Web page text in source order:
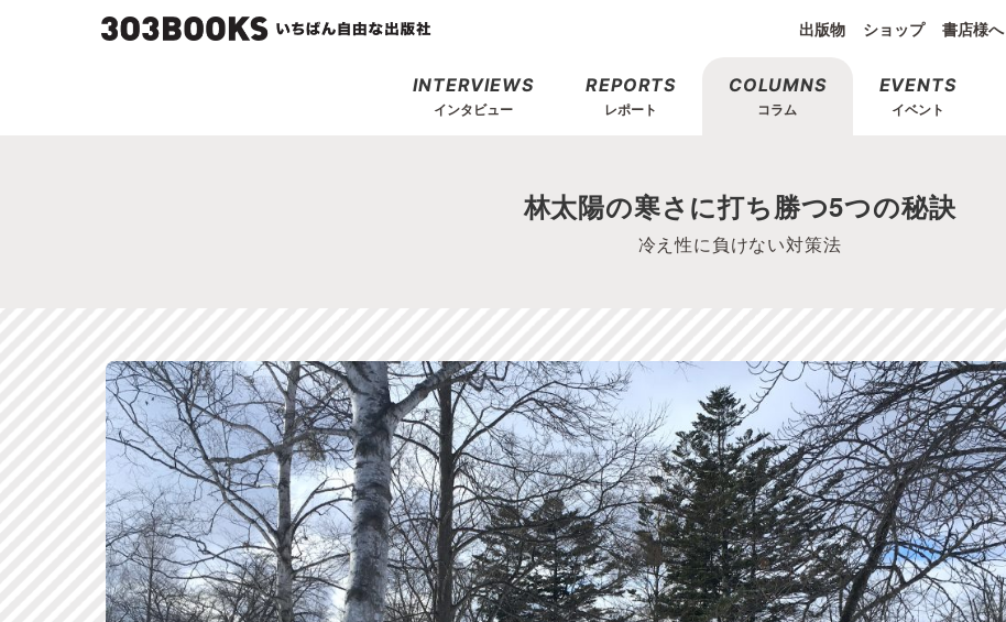
出版物 ショップ 書店様へ
INTERVIEWS
インタビュー
REPORTS
レポート
COLUMNS
コラム
EVENTS
イベント
林太陽の寒さに打ち勝つ5つの秘訣
冷え性に負けない対策法